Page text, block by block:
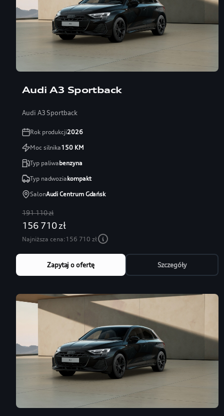
Audi A3 Sportback
Audi A3 Sportback
Rok produkcji2026
Moc silnika150KM
Typ paliwabenzyna
Typ nadwoziakompakt
SalonAudi Centrum Gdańsk
191 110 zł
156 710 zł
Najniższa cena:156 710 zł
Zapytaj o ofertę Szczegóły